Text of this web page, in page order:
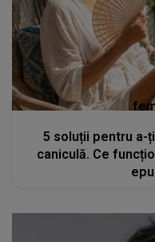
5 soluții pentru a-
caniculă. Ce